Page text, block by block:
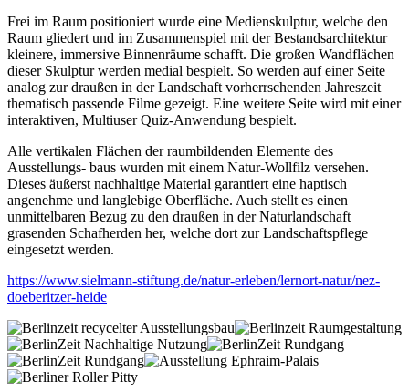
Frei im Raum positioniert wurde eine Medienskulptur, welche den
Raum gliedert und im Zusammenspiel mit der Bestandsarchitektur
kleinere, immersive Binnenräume schafft. Die großen Wandflächen
dieser Skulptur werden medial bespielt. So werden auf einer Seite
analog zur draußen in der Landschaft vorherrschenden Jahreszeit
thematisch passende Filme gezeigt. Eine weitere Seite wird mit einer
interaktiven, Multiuser Quiz-Anwendung bespielt.
Alle vertikalen Flächen der raumbildenden Elemente des
Ausstellungs- baus wurden mit einem Natur-Wollfilz versehen.
Dieses äußerst nachhaltige Material garantiert eine haptisch
angenehme und langlebige Oberfläche. Auch stellt es einen
unmittelbaren Bezug zu den draußen in der Naturlandschaft
grasenden Schafherden her, welche dort zur Landschaftspflege
eingesetzt werden.
https://www.sielmann-stiftung.de/natur-erleben/lernort-natur/nez-
doeberitzer-heide